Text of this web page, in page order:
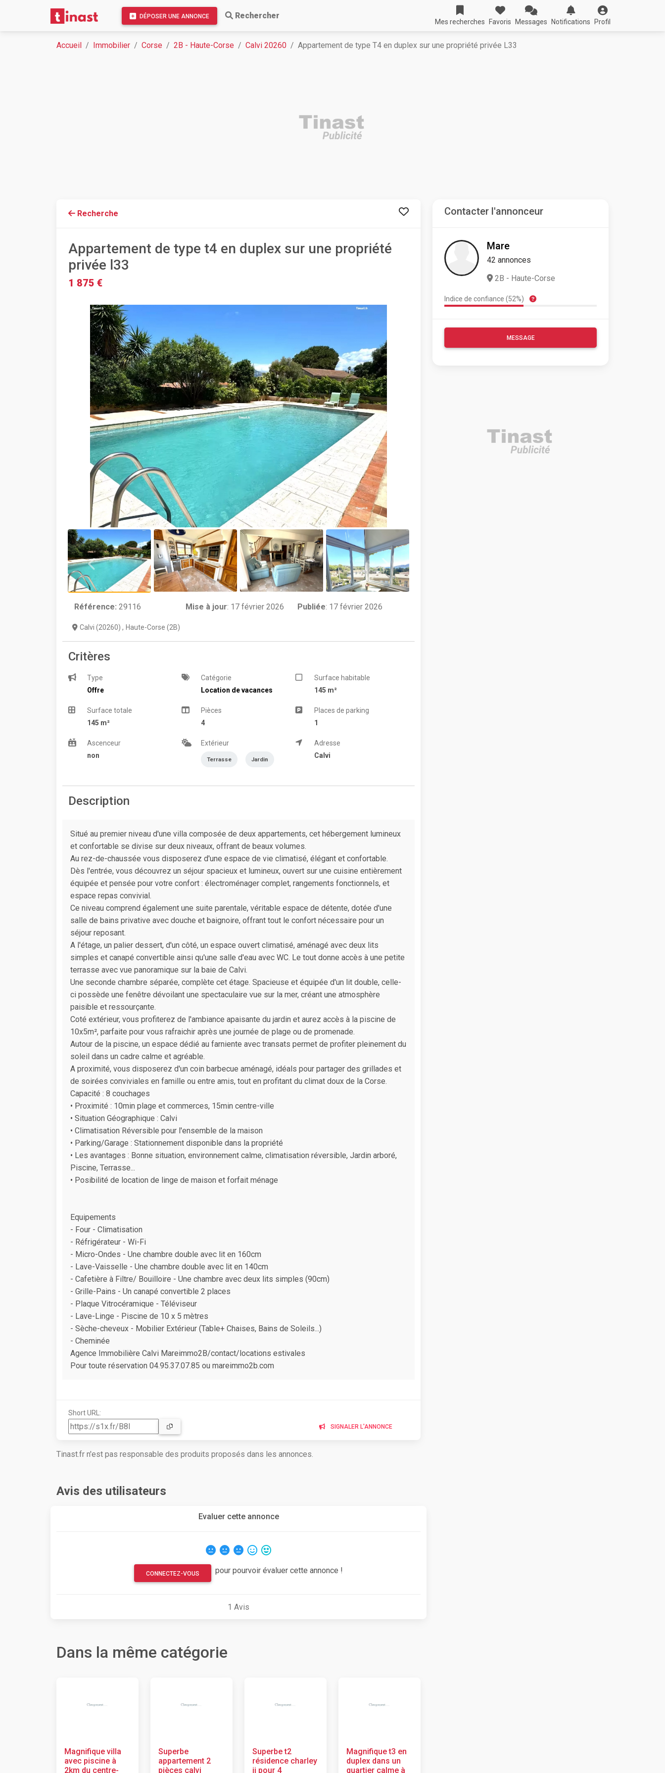
DÉPOSER UNE ANNONCE Rechercher
Mes recherches Favoris Messages Notifications Profil
Accueil Immobilier Corse 2B - Haute-Corse Calvi 20260 Appartement de type T4 en duplex sur une propriété privée L33
Recherche
Appartement de type t4 en duplex sur une propriété
privée l33
1 875 €
Référence: 29116 Mise à jour: 17 février 2026 Publiée: 17 février 2026
Calvi (20260) , Haute-Corse (2B)
Critères
Type
Offre
Catégorie
Location de vacances
Surface habitable
145 m²
Surface totale
145 m²
Pièces
4
Places de parking
1
Ascenceur
non
Extérieur
Terrasse Jardin
Adresse
Calvi
Description
Situé au premier niveau d'une villa composée de deux appartements, cet hébergement lumineux
et confortable se divise sur deux niveaux, offrant de beaux volumes.
Au rez-de-chaussée vous disposerez d'une espace de vie climatisé, élégant et confortable.
Dès l'entrée, vous découvrez un séjour spacieux et lumineux, ouvert sur une cuisine entièrement
équipée et pensée pour votre confort : électroménager complet, rangements fonctionnels, et
espace repas convivial.
Ce niveau comprend également une suite parentale, véritable espace de détente, dotée d'une
salle de bains privative avec douche et baignoire, offrant tout le confort nécessaire pour un
séjour reposant.
A l'étage, un palier dessert, d'un côté, un espace ouvert climatisé, aménagé avec deux lits
simples et canapé convertible ainsi qu'une salle d'eau avec WC. Le tout donne accès à une petite
terrasse avec vue panoramique sur la baie de Calvi.
Une seconde chambre séparée, complète cet étage. Spacieuse et équipée d'un lit double, celle-
ci possède une fenêtre dévoilant une spectaculaire vue sur la mer, créant une atmosphère
paisible et ressourçante.
Coté extérieur, vous profiterez de l'ambiance apaisante du jardin et aurez accès à la piscine de
10x5m², parfaite pour vous rafraichir après une journée de plage ou de promenade.
Autour de la piscine, un espace dédié au farniente avec transats permet de profiter pleinement du
soleil dans un cadre calme et agréable.
A proximité, vous disposerez d'un coin barbecue aménagé, idéals pour partager des grillades et
de soirées conviviales en famille ou entre amis, tout en profitant du climat doux de la Corse.
Capacité : 8 couchages
• Proximité : 10min plage et commerces, 15min centre-ville
• Situation Géographique : Calvi
• Climatisation Réversible pour l'ensemble de la maison
• Parking/Garage : Stationnement disponible dans la propriété
• Les avantages : Bonne situation, environnement calme, climatisation réversible, Jardin arboré,
Piscine, Terrasse...
• Posibilité de location de linge de maison et forfait ménage
Equipements
- Four - Climatisation
- Réfrigérateur - Wi-Fi
- Micro-Ondes - Une chambre double avec lit en 160cm
- Lave-Vaisselle - Une chambre double avec lit en 140cm
- Cafetière à Filtre/ Bouilloire - Une chambre avec deux lits simples (90cm)
- Grille-Pains - Un canapé convertible 2 places
- Plaque Vitrocéramique - Téléviseur
- Lave-Linge - Piscine de 10 x 5 mètres
- Sèche-cheveux - Mobilier Extérieur (Table+ Chaises, Bains de Soleils...)
- Cheminée
Agence Immobilière Calvi Mareimmo2B/contact/locations estivales
Pour toute réservation 04.95.37.07.85 ou mareimmo2b.com
Short URL:
SIGNALER L'ANNONCE
Tinast.fr n'est pas responsable des produits proposés dans les annonces.
Avis des utilisateurs
Evaluer cette annonce
CONNECTEZ-VOUS pour pourvoir évaluer cette annonce !
1 Avis
Dans la même catégorie
Magnifique villa
avec piscine à
2km du centre-
Superbe
appartement 2
pièces calvi
Superbe t2
résidence charley
ii pour 4
Magnifique t3 en
duplex dans un
quartier calme à
Contacter l'annonceur
Mare
42 annonces
2B - Haute-Corse
Indice de confiance (52%)
MESSAGE